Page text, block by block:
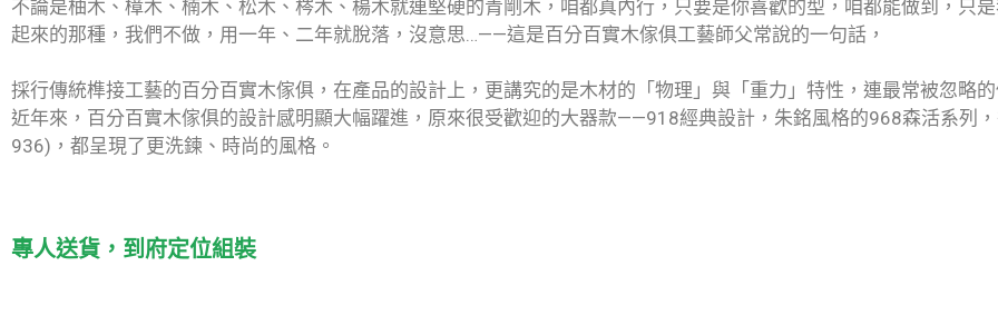
不論是柚木、樟木、楠木、松木、梣木、楊木就連堅硬的青剛木，咱都真內行，只要是你喜歡的型，咱都能做到，只
起來的那種，我們不做，用一年、二年就脫落，沒意思…——這是百分百實木傢俱工藝師父常說的一句話，
採行傳統榫接工藝的百分百實木傢俱，在產品的設計上，更講究的是木材的「物理」與「重力」特性，連最常被忽略
近年來，百分百實木傢俱的設計感明顯大幅躍進，原來很受歡迎的大器款——918經典設計，朱銘風格的968森活系列
936)，都呈現了更洗鍊、時尚的風格。
專人送貨，到府定位組裝